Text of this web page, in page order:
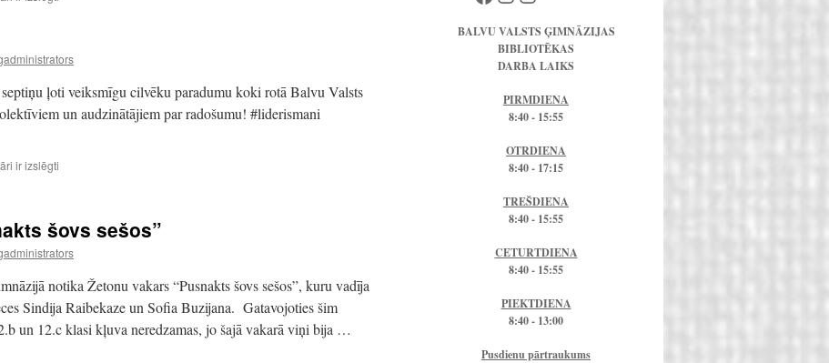
–
ļoti veiksmīgu cilvēku paradumu koki rotā Balvu Valsts
un audzinātājiem par radošumu! #liderismani
ir izslēgti
šovs sešos”
notika Žetonu vakars “Pusnakts šovs sešos”, kuru vadīja
Sindija Raibekaze un Sofia Buzijana. Gatavojoties šim
un 12.c klasi kļuva neredzamas, jo šajā vakarā viņi bija …
BALVU VALSTS ĢIMNĀZIJAS
BIBLIOTĒKAS
DARBA LAIKS
PIRMDIENA
8:40 - 15:55
OTRDIENA
8:40 - 17:15
TREŠDIENA
8:40 - 15:55
CETURTDIENA
8:40 - 15:55
PIEKTDIENA
8:40 - 13:00
Pusdienu pārtraukums